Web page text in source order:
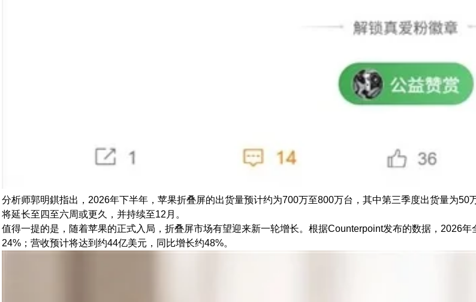
分析师郭明錤指出，2026年下半年，苹果折叠屏的出货量预计约为700万至800万台，其中第三季度出货量为
将延长至四至六周或更久，并持续至12月。
值得一提的是，随着苹果的正式入局，折叠屏市场有望迎来新一轮增长。根据Counterpoint发布的数据，2026
24%；营收预计将达到约44亿美元，同比增长约48%。